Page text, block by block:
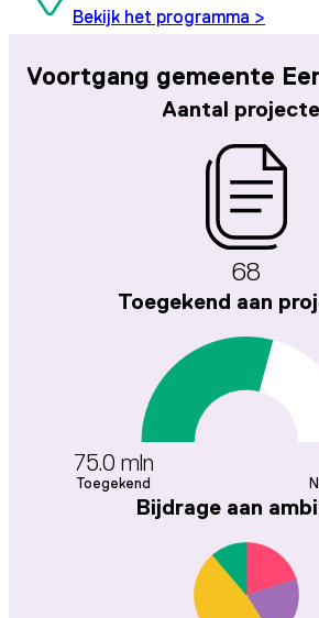
Bekijk het programma >
Voortgang gemeente
Aantal
68
Toegekend aan
75.0 mln
Toegekend
Bijdrage aan